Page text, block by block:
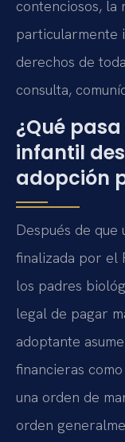
contenciosos, la
particularmente
derechos de
consulta,
¿Qué
infantil
adopción
Después de
finalizada por el
los padres
legal de pagar
adoptante
financieras
una orden de
orden